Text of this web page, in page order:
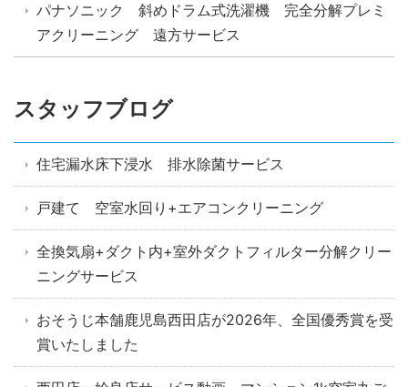
パナソニック 斜めドラム式洗濯機 完全分解プレミ
アクリーニング 遠方サービス
スタッフブログ
住宅漏水床下浸水 排水除菌サービス
戸建て 空室水回り+エアコンクリーニング
全換気扇+ダクト内+室外ダクトフィルター分解クリー
ニングサービス
おそうじ本舗鹿児島西田店が2026年、全国優秀賞を受
賞いたしました